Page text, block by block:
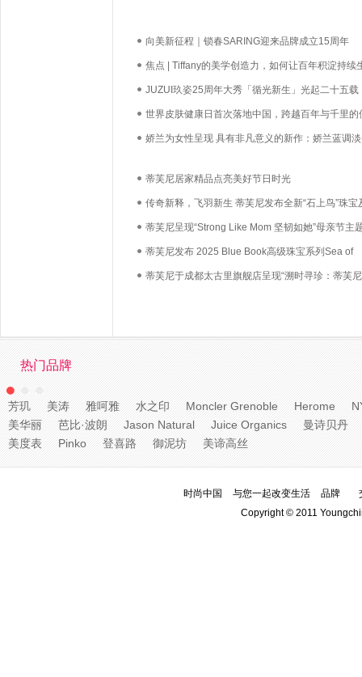
向美新征程｜锁春SARING迎来品牌成立15周年
焦点 | Tiffany的美学创造力，如何让百年积淀持续
长？
JUZUI玖姿25周年大秀「循光新生」光起二十五载
启新生优雅
世界皮肤健康日首次落地中国，跨越百年与千里的
必达
娇兰为女性呈现 具有非凡意义的新作：娇兰蓝调
蒂芙尼居家精品点亮美好节日时光
传奇新释，飞羽新生 蒂芙尼发布全新“石上鸟”珠宝
级珠宝系列
蒂芙尼呈现“Strong Like Mom 坚韧如她”母亲节主
动，由品牌员工及其子女温情出镜
蒂芙尼发布 2025 Blue Book高级珠宝系列Sea of
Wonder瑰海奇珍
蒂芙尼于成都太古里旗舰店呈现“溯时寻珍：蒂芙
热门品牌
芳玑 美涛 雅呵雅 水之印 Moncler Grenoble Herome
美华丽
芭比·波朗 Jason Natural Juice Organics
曼诗贝丹
美度表
Pinko 登喜路 御泥坊 美谛高丝
时尚中国 与您一起改变生活 品牌
Copyright © 2011